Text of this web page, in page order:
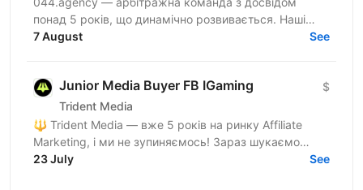
понад 5 років, що динамічно розвивається. Наші
співробітники — наша головна цінність, тому ми
7 August See
Junior Media Buyer FB IGaming
Trident Media
$
🔱 Trident Media — вже 5 років на ринку Affiliate
Marketing, і ми не зупиняємось! Зараз шукаємо
Assistant Media Buyer-а (Facebook) у нашу команду.
23 July See